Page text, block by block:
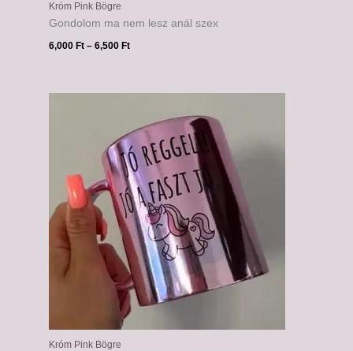
Króm Pink Bögre
Gondolom ma nem lesz anál szex
6,000 Ft – 6,500 Ft
Króm Pink Bögre
6,500 Ft